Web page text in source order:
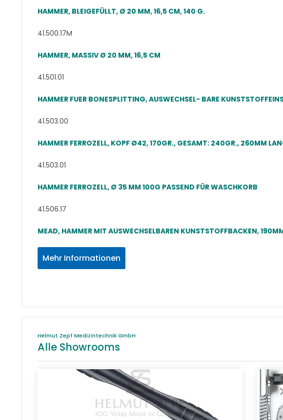
HAMMER, BLEIGEFÜLLT, Ø 20 MM, 16,5 CM, 140 G.
41.500.17M
HAMMER, MASSIV Ø 20 MM, 16,5 CM
41.501.01
HAMMER FUER BONESPLITTING, AUSWECHSEL- BARE
41.503.00
HAMMER FERROZELL, KOPF Ø42, 170GR., GESAMT: 240GR., 260MM
41.503.01
HAMMER FERROZELL, Ø 35 MM 100G PASSEND FÜR WASCHKORB
41.506.17
MEAD, HAMMER MIT AUSWECHSELBAREN KUNSTSTOFFBACKEN,
Mehr Informationen
Helmut Zepf Medizintechnik GmbH
Alle Showrooms